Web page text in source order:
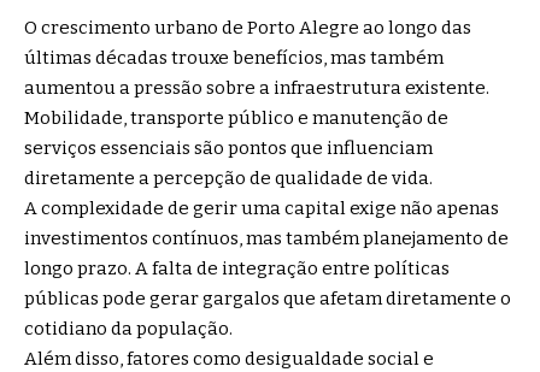
O crescimento urbano de Porto Alegre ao longo das
últimas décadas trouxe benefícios, mas também
aumentou a pressão sobre a infraestrutura existente.
Mobilidade, transporte público e manutenção de
serviços essenciais são pontos que influenciam
diretamente a percepção de qualidade de vida.
A complexidade de gerir uma capital exige não apenas
investimentos contínuos, mas também planejamento de
longo prazo. A falta de integração entre políticas
públicas pode gerar gargalos que afetam diretamente o
cotidiano da população.
Além disso, fatores como desigualdade social e